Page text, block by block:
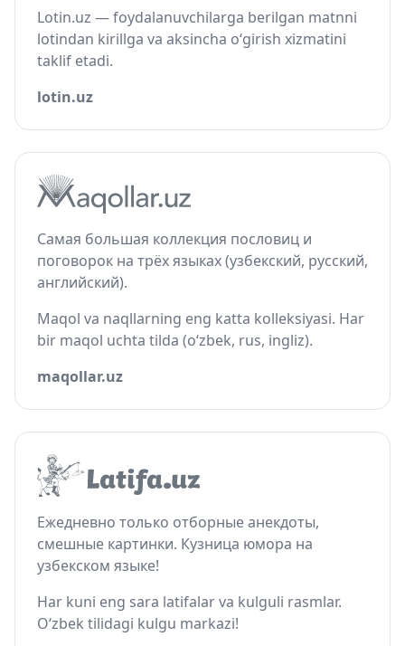
Lotin.uz — foydalanuvchilarga berilgan matnni
lotindan kirillga va aksincha o‘girish xizmatini
taklif etadi.
lotin.uz
Самая большая коллекция пословиц и
поговорок на трёх языках (узбекский, русский,
английский).
Maqol va naqllarning eng katta kolleksiyasi. Har
bir maqol uchta tilda (o‘zbek, rus, ingliz).
maqollar.uz
Ежедневно только отборные анекдоты,
смешные картинки. Кузница юмора на
узбекском языке!
Har kuni eng sara latifalar va kulguli rasmlar.
O‘zbek tilidagi kulgu markazi!